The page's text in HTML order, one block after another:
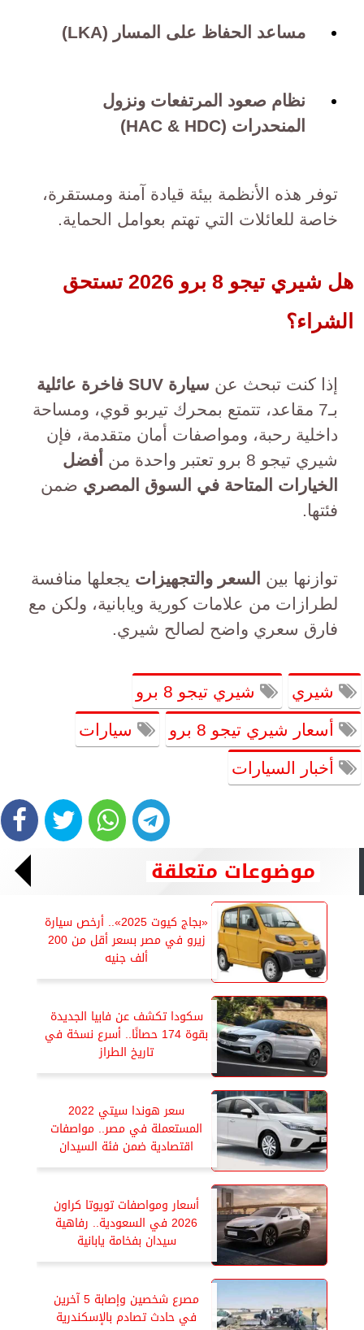
مساعد الحفاظ على المسار (LKA)
نظام صعود المرتفعات ونزول
المنحدرات (HAC & HDC)
توفر هذه الأنظمة بيئة قيادة آمنة ومستقرة،
خاصة للعائلات التي تهتم بعوامل الحماية.
هل شيري تيجو 8 برو 2026 تستحق
الشراء؟
إذا كنت تبحث عن سيارة SUV فاخرة عائلية
بـ7 مقاعد، تتمتع بمحرك تيربو قوي، ومساحة
داخلية رحبة، ومواصفات أمان متقدمة، فإن
شيري تيجو 8 برو تعتبر واحدة من
أفضل
الخيارات المتاحة في السوق المصري ضمن
فئتها.
توازنها بين السعر والتجهيزات يجعلها منافسة
لطرازات من علامات كورية ويابانية، ولكن مع
فارق سعري واضح لصالح شيري.
شيري شيري تيجو 8 برو
أسعار شيري تيجو 8 برو سيارات
أخبار السيارات
موضوعات متعلقة
«بجاج كيوت 2025».. أرخص سيارة
زيرو في مصر بسعر أقل من 200
ألف جنيه
سكودا تكشف عن فابيا الجديدة
بقوة 174 حصانًا.. أسرع نسخة في
تاريخ الطراز
سعر هوندا سيتي 2022
المستعملة في مصر.. مواصفات
اقتصادية ضمن فئة السيدان
أسعار ومواصفات تويوتا كراون
2026 في السعودية.. رفاهية
سيدان بفخامة يابانية
مصرع شخصين وإصابة 5 آخرين
في حادث تصادم بالإسكندرية